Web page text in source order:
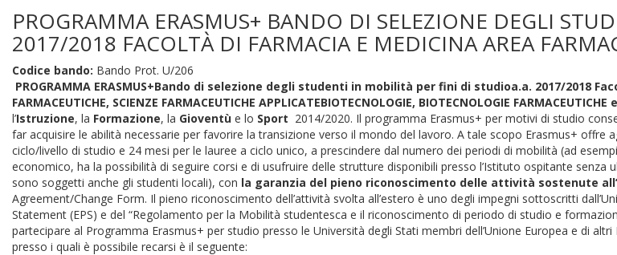
PROGRAMMA ERASMUS+ BANDO DI SELEZIONE DEGLI
2017/2018 FACOLTÀ DI FARMACIA E MEDICINA AREA
Codice bando: Bando Prot. U/206
PROGRAMMA ERASMUS+Bando di selezione degli studenti in mobilità per fini di studioa.a. 2017/2018
FARMACEUTICHE, SCIENZE FARMACEUTICHE APPLICATEBIOTECNOLOGIE, BIOTECNOLOGIE FARMACEUTICHE
l’Istruzione, la Formazione, la Gioventù e lo Sport 2014/2020. Il programma Erasmus+ per motivi di studio
far acquisire le abilità necessarie per favorire la transizione verso il mondo del lavoro. A tale scopo Erasmus+
ciclo/livello di studio e 24 mesi per le lauree a ciclo unico, a prescindere dal numero dei periodi di mobilità (ad
economico, ha la possibilità di seguire corsi e di usufruire delle strutture disponibili presso l’Istituto ospitante
sono soggetti anche gli studenti locali), con la garanzia del pieno riconoscimento delle attività sostenute
Agreement/Change Form. Il pieno riconoscimento dell’attività svolta all’estero è uno degli impegni sottoscritti
Statement (EPS) e del “Regolamento per la Mobilità studentesca e il riconoscimento di periodo di studio e
partecipare al Programma Erasmus+ per studio presso le Università degli Stati membri dell’Unione Europea e di
presso i quali è possibile recarsi è il seguente: